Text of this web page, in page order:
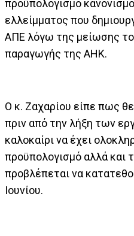
προϋπολογισμό
ελλείμματος που
ΑΠΕ λόγω της μείωσης
παραγωγής της ΑΗΚ.
Ο κ. Ζαχαρίου είπε πως
πριν από την λήξη των
καλοκαίρι να έχει
προϋπολογισμό αλλά και
προβλέπεται να
Ιουνίου.